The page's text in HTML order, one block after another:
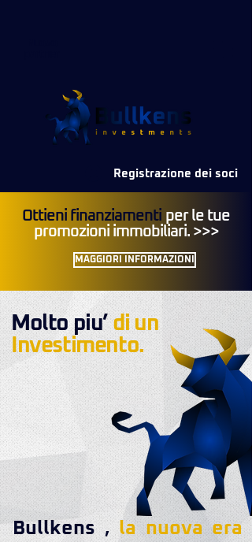
Registrazione dei soci
Ottieni finanziamenti per le tue
promozioni immobiliari. >>>
MAGGIORI INFORMAZIONI
Molto piu’ di un
Investimento.
Bullkens, la nuova era